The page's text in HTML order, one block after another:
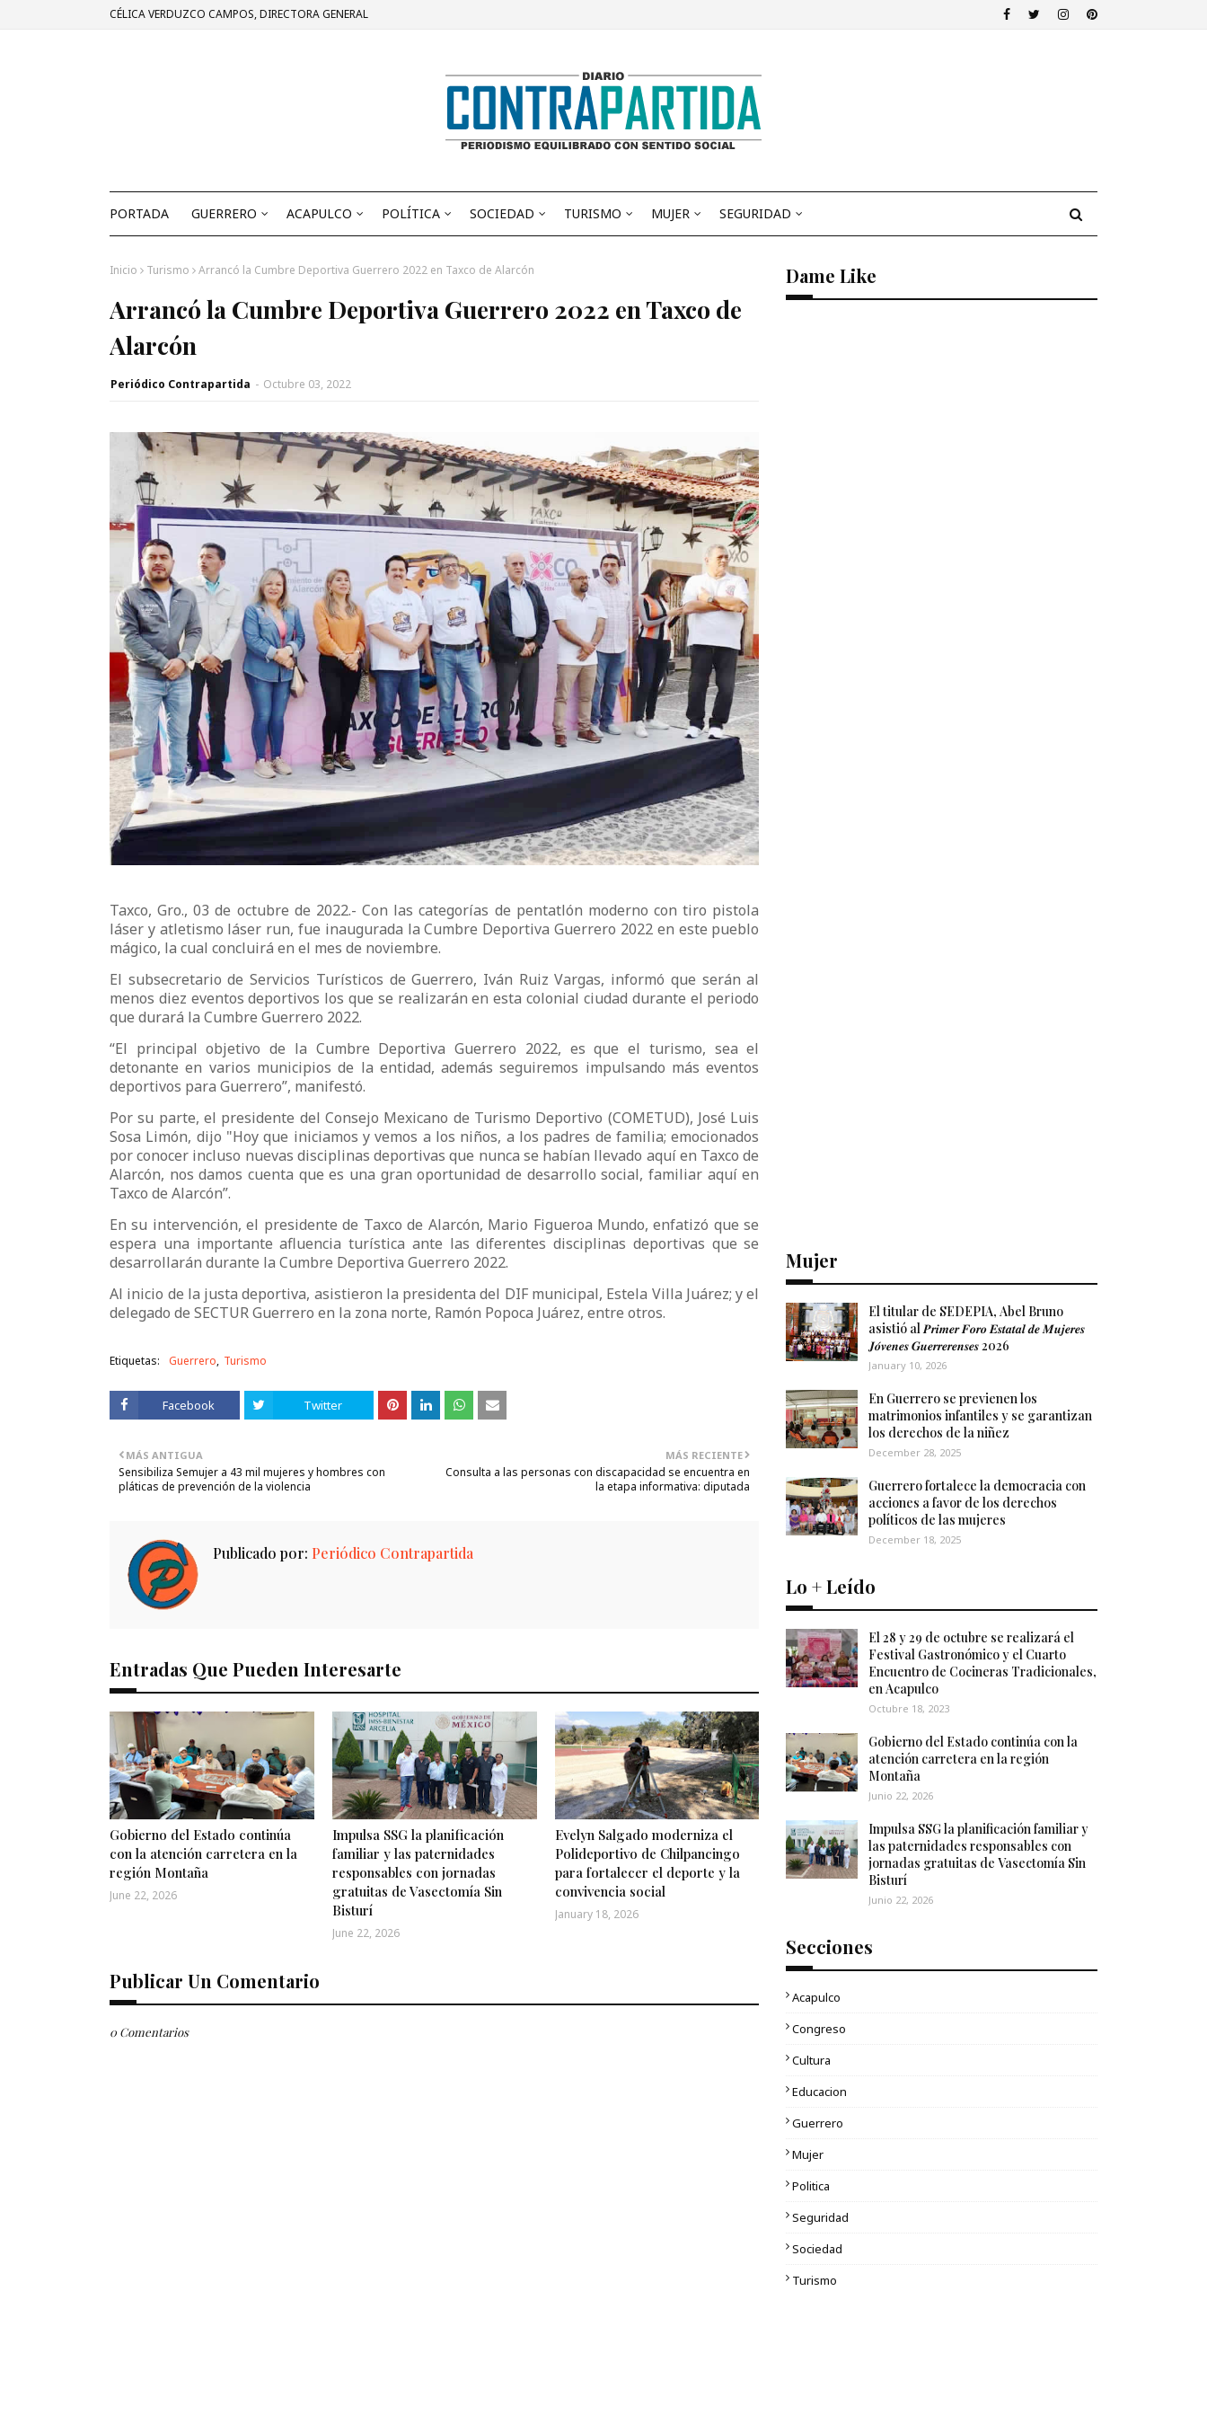
CÉLICA VERDUZCO CAMPOS, DIRECTORA GENERAL
PORTADA GUERRERO ACAPULCO POLÍTICA SOCIEDAD TURISMO MUJER SEGURIDAD
Inicio Turismo Arrancó la Cumbre Deportiva Guerrero 2022 en Taxco de Alarcón
Arrancó la Cumbre Deportiva Guerrero 2022 en Taxco de
Alarcón
Periódico Contrapartida - Octubre 03, 2022
Taxco, Gro., 03 de octubre de 2022.- Con las categorías de pentatlón moderno con tiro pistola
láser y atletismo láser run, fue inaugurada la Cumbre Deportiva Guerrero 2022 en este pueblo
mágico, la cual concluirá en el mes de noviembre.
El subsecretario de Servicios Turísticos de Guerrero, Iván Ruiz Vargas, informó que serán al
menos diez eventos deportivos los que se realizarán en esta colonial ciudad durante el periodo
que durará la Cumbre Guerrero 2022.
“El principal objetivo de la Cumbre Deportiva Guerrero 2022, es que el turismo, sea el
detonante en varios municipios de la entidad, además seguiremos impulsando más eventos
deportivos para Guerrero”, manifestó.
Por su parte, el presidente del Consejo Mexicano de Turismo Deportivo (COMETUD), José Luis
Sosa Limón, dijo "Hoy que iniciamos y vemos a los niños, a los padres de familia; emocionados
por conocer incluso nuevas disciplinas deportivas que nunca se habían llevado aquí en Taxco de
Alarcón, nos damos cuenta que es una gran oportunidad de desarrollo social, familiar aquí en
Taxco de Alarcón”.
En su intervención, el presidente de Taxco de Alarcón, Mario Figueroa Mundo, enfatizó que se
espera una importante afluencia turística ante las diferentes disciplinas deportivas que se
desarrollarán durante la Cumbre Deportiva Guerrero 2022.
Al inicio de la justa deportiva, asistieron la presidenta del DIF municipal, Estela Villa Juárez; y el
delegado de SECTUR Guerrero en la zona norte, Ramón Popoca Juárez, entre otros.
Etiquetas: Guerrero Turismo
Facebook Twitter
MÁS RECIENTE
Consulta a las personas con discapacidad se encuentra en
la etapa informativa: diputada
MÁS ANTIGUA
Sensibiliza Semujer a 43 mil mujeres y hombres con
pláticas de prevención de la violencia
Publicado por: Periódico Contrapartida
Entradas Que Pueden Interesarte
Gobierno del Estado continúa
con la atención carretera en la
región Montaña
June 22, 2026
Impulsa SSG la planificación
familiar y las paternidades
responsables con jornadas
gratuitas de Vasectomía Sin
Bisturí
June 22, 2026
Evelyn Salgado moderniza el
Polideportivo de Chilpancingo
para fortalecer el deporte y la
convivencia social
January 18, 2026
Publicar Un Comentario
0 Comentarios
Dame Like
Mujer
El titular de SEDEPIA, Abel Bruno
asistió al 𝑷𝒓𝒊𝒎𝒆𝒓 𝑭𝒐𝒓𝒐 𝑬𝒔𝒕𝒂𝒕𝒂𝒍 𝒅𝒆 𝑴𝒖𝒋𝒆𝒓𝒆𝒔
𝑱𝒐́𝒗𝒆𝒏𝒆𝒔 𝑮𝒖𝒆𝒓𝒓𝒆𝒓𝒆𝒏𝒔𝒆𝒔 2026
January 10, 2026
En Guerrero se previenen los
matrimonios infantiles y se garantizan
los derechos de la niñez
December 28, 2025
Guerrero fortalece la democracia con
acciones a favor de los derechos
políticos de las mujeres
December 18, 2025
Lo + Leído
El 28 y 29 de octubre se realizará el
Festival Gastronómico y el Cuarto
Encuentro de Cocineras Tradicionales,
en Acapulco
Octubre 18, 2023
Gobierno del Estado continúa con la
atención carretera en la región
Montaña
Junio 22, 2026
Impulsa SSG la planificación familiar y
las paternidades responsables con
jornadas gratuitas de Vasectomía Sin
Bisturí
Junio 22, 2026
Secciones
Acapulco
Congreso
Cultura
Educacion
Guerrero
Mujer
Politica
Seguridad
Sociedad
Turismo